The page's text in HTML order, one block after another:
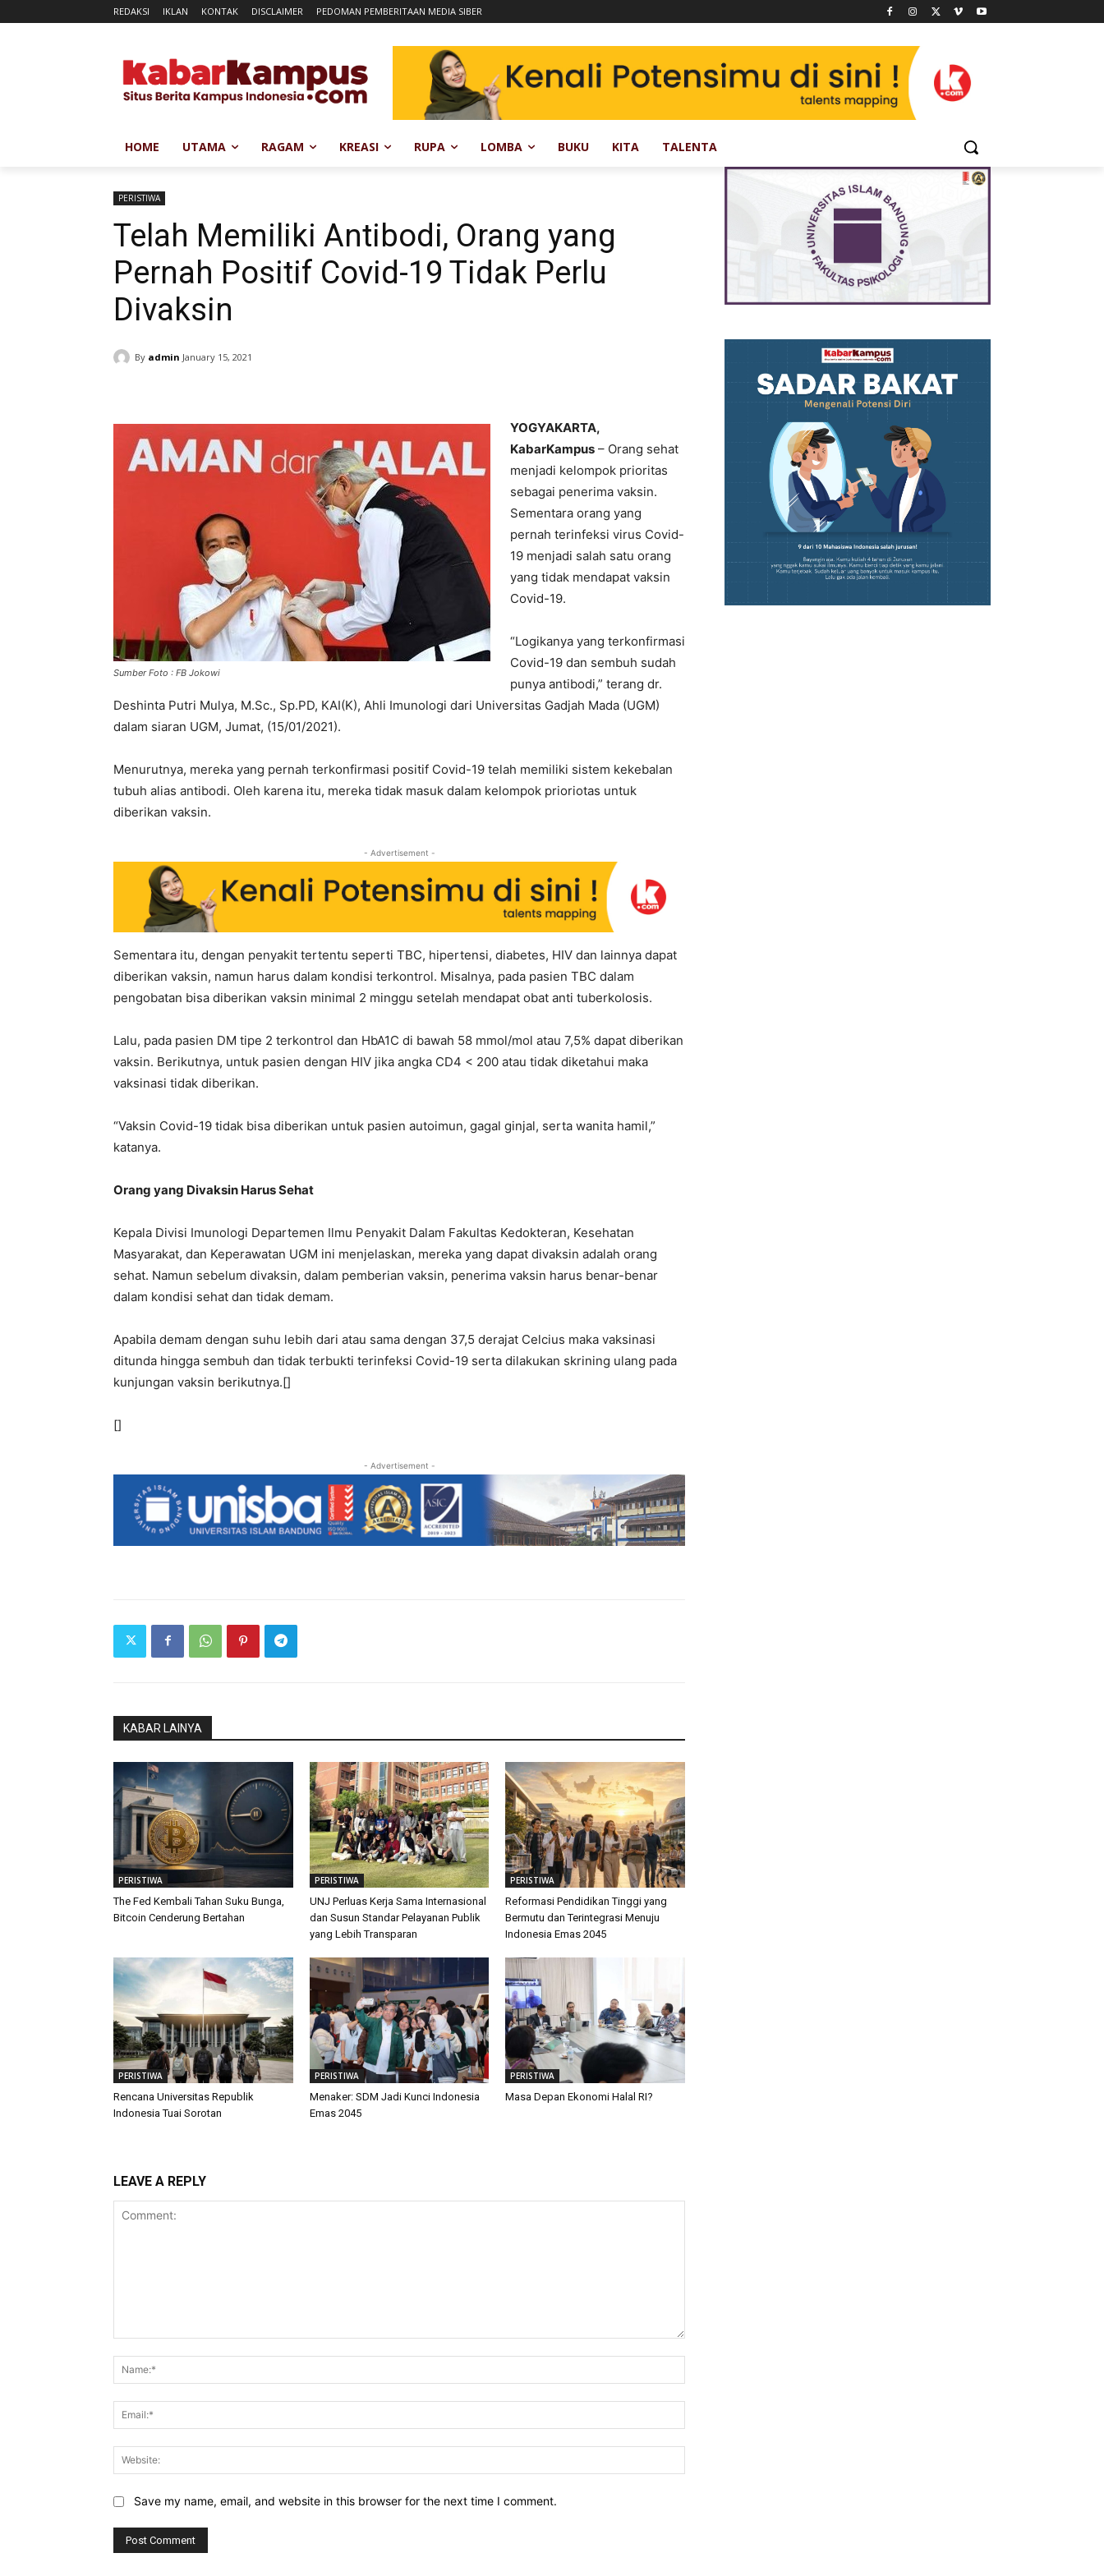
REDAKSI IKLAN KONTAK DISCLAIMER PEDOMAN PEMBERITAAN MEDIA SIBER
HOME UTAMA RAGAM KREASI RUPA LOMBA BUKU KITA TALENTA
PERISTIWA
Telah Memiliki Antibodi, Orang yang
Pernah Positif Covid-19 Tidak Perlu
Divaksin
By admin January 15, 2021
Sumber Foto : FB Jokowi
YOGYAKARTA,
KabarKampus – Orang sehat
menjadi kelompok prioritas
sebagai penerima vaksin.
Sementara orang yang
pernah terinfeksi virus Covid-
19 menjadi salah satu orang
yang tidak mendapat vaksin
Covid-19.
“Logikanya yang terkonfirmasi
Covid-19 dan sembuh sudah
punya antibodi,” terang dr.
Deshinta Putri Mulya, M.Sc., Sp.PD, KAI(K), Ahli Imunologi dari Universitas Gadjah Mada (UGM)
dalam siaran UGM, Jumat, (15/01/2021).
Menurutnya, mereka yang pernah terkonfirmasi positif Covid-19 telah memiliki sistem kekebalan
tubuh alias antibodi. Oleh karena itu, mereka tidak masuk dalam kelompok prioriotas untuk
diberikan vaksin.
- Advertisement -
Sementara itu, dengan penyakit tertentu seperti TBC, hipertensi, diabetes, HIV dan lainnya dapat
diberikan vaksin, namun harus dalam kondisi terkontrol. Misalnya, pada pasien TBC dalam
pengobatan bisa diberikan vaksin minimal 2 minggu setelah mendapat obat anti tuberkolosis.
Lalu, pada pasien DM tipe 2 terkontrol dan HbA1C di bawah 58 mmol/mol atau 7,5% dapat diberikan
vaksin. Berikutnya, untuk pasien dengan HIV jika angka CD4 < 200 atau tidak diketahui maka
vaksinasi tidak diberikan.
“Vaksin Covid-19 tidak bisa diberikan untuk pasien autoimun, gagal ginjal, serta wanita hamil,”
katanya.
Orang yang Divaksin Harus Sehat
Kepala Divisi Imunologi Departemen Ilmu Penyakit Dalam Fakultas Kedokteran, Kesehatan
Masyarakat, dan Keperawatan UGM ini menjelaskan, mereka yang dapat divaksin adalah orang
sehat. Namun sebelum divaksin, dalam pemberian vaksin, penerima vaksin harus benar-benar
dalam kondisi sehat dan tidak demam.
Apabila demam dengan suhu lebih dari atau sama dengan 37,5 derajat Celcius maka vaksinasi
ditunda hingga sembuh dan tidak terbukti terinfeksi Covid-19 serta dilakukan skrining ulang pada
kunjungan vaksin berikutnya.[]
[]
- Advertisement -
KABAR LAINYA
PERISTIWA
The Fed Kembali Tahan Suku Bunga,
Bitcoin Cenderung Bertahan
PERISTIWA
UNJ Perluas Kerja Sama Internasional
dan Susun Standar Pelayanan Publik
yang Lebih Transparan
PERISTIWA
Reformasi Pendidikan Tinggi yang
Bermutu dan Terintegrasi Menuju
Indonesia Emas 2045
PERISTIWA
Rencana Universitas Republik
Indonesia Tuai Sorotan
PERISTIWA
Menaker: SDM Jadi Kunci Indonesia
Emas 2045
PERISTIWA
Masa Depan Ekonomi Halal RI?
LEAVE A REPLY
Save my name, email, and website in this browser for the next time I comment.